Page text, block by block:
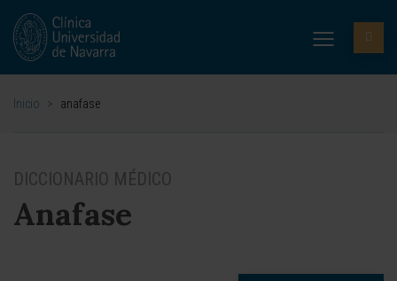
Inicio > anafase
DICCIONARIO MÉDICO
Anafase